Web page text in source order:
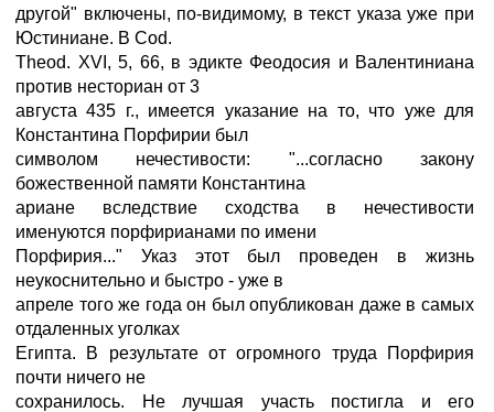
другой" включены, по-видимому, в текст указа уже при
Юстиниане. В Cod.
Theod. XVI, 5, 66, в эдикте Феодосия и Валентиниана
против несториан от 3
августа 435 г., имеется указание на то, что уже для
Константина Порфирии был
символом нечестивости: "...согласно закону
божественной памяти Константина
ариане вследствие сходства в нечестивости
именуются порфирианами по имени
Порфирия..." Указ этот был проведен в жизнь
неукоснительно и быстро - уже в
апреле того же года он был опубликован даже в самых
отдаленных уголках
Египта. В результате от огромного труда Порфирия
почти ничего не
сохранилось. Не лучшая участь постигла и его